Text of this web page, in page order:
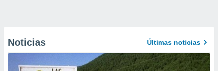
Noticias Últimas noticias